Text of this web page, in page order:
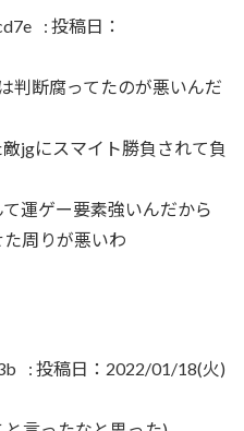
: 投稿日：
判断腐ってたのが悪いんだ
jgにスマイト勝負されて負
運ゲー要素強いんだから
周りが悪いわ
: 投稿日：2022/01/18(火)